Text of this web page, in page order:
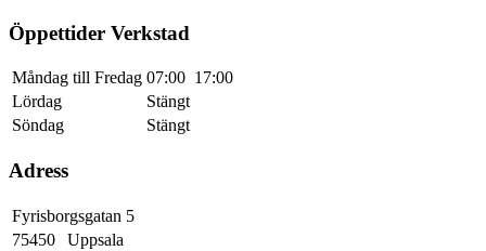
Öppettider Verkstad
Måndag till Fredag 07:00 17:00
Lördag
Stängt
Söndag
Stängt
Adress
Fyrisborgsgatan 5
75450
Uppsala